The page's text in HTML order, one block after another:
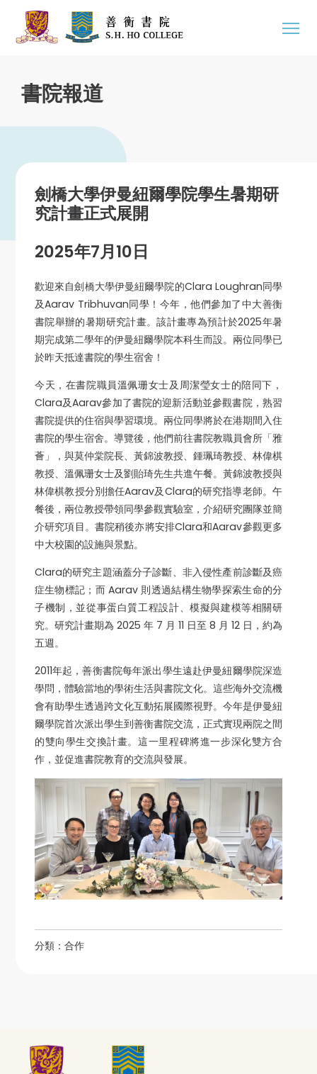
書院報道
劍橋大學伊曼紐爾學院學生暑期研
究計畫正式展開
2025年7月10日
歡迎來自劍橋大學伊曼紐爾學院的Clara Loughran同學
及Aarav Tribhuvan同學！今年，他們參加了中大善衡
書院舉辦的暑期研究計畫。該計畫專為預計於2025年暑
期完成第二學年的伊曼紐爾學院本科生而設。兩位同學已
於昨天抵達書院的學生宿舍！
今天，在書院職員溫佩珊女士及周潔瑩女士的陪同下，
Clara及Aarav參加了書院的迎新活動並參觀書院，熟習
書院提供的住宿與學習環境。兩位同學將於在港期間入住
書院的學生宿舍。導覽後，他們前往書院教職員會所「雅
薈」，與莫仲棠院長、黃錦波教授、鍾珮琦教授、林偉棋
教授、溫佩珊女士及劉貽琦先生共進午餐。黃錦波教授與
林偉棋教授分別擔任Aarav及Clara的研究指導老師。午
餐後，兩位教授帶領同學參觀實驗室，介紹研究團隊並簡
介研究項目。書院稍後亦將安排Clara和Aarav參觀更多
中大校園的設施與景點。
Clara的研究主題涵蓋分子診斷、非入侵性產前診斷及癌
症生物標記；而 Aarav 則透過結構生物學探索生命的分
子機制，並從事蛋白質工程設計、模擬與建模等相關研
究。研究計畫期為 2025 年 7 月 11 日至 8 月 12 日，約為
五週。
2011年起，善衡書院每年派出學生遠赴伊曼紐爾學院深造
學問，體驗當地的學術生活與書院文化。這些海外交流機
會有助學生透過跨文化互動拓展國際視野。今年是伊曼紐
爾學院首次派出學生到善衡書院交流，正式實現兩院之間
的雙向學生交換計畫。這一里程碑將進一步深化雙方合
作，並促進書院教育的交流與發展。
分類： 合作